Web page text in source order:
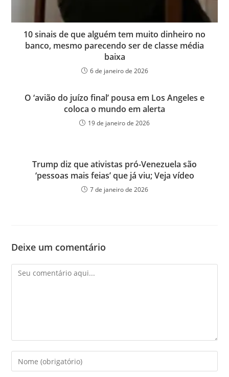
10 sinais de que alguém tem muito dinheiro no
banco, mesmo parecendo ser de classe média
baixa
6 de janeiro de 2026
O ‘avião do juízo final’ pousa em Los Angeles e
coloca o mundo em alerta
19 de janeiro de 2026
Trump diz que ativistas pró-Venezuela são
‘pessoas mais feias’ que já viu; Veja vídeo
7 de janeiro de 2026
Deixe um comentário
Comentário
Digite
seu